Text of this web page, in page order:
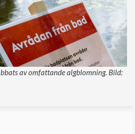
av omfattande algblomning. Bild: